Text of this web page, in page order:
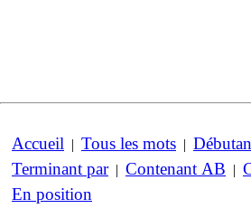
Accueil | Tous les mots |
Terminant par| Contenant AB |
En position